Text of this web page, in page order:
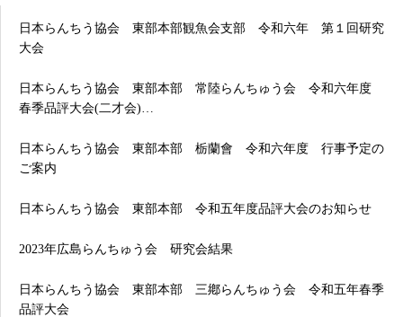
日本らんちう協会 東部本部観魚会支部 令和六年 第１回研究
大会
日本らんちう協会 東部本部 常陸らんちゅう会 令和六年度
春季品評大会(二才会)…
日本らんちう協会 東部本部 栃蘭會 令和六年度 行事予定の
ご案内
日本らんちう協会 東部本部 令和五年度品評大会のお知らせ
2023年広島らんちゅう会 研究会結果
日本らんちう協会 東部本部 三鄕らんちゅう会 令和五年春季
品評大会